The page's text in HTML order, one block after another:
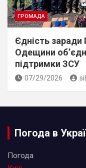
ГРОМАДА
Єдність
Одещини
підтримки ЗСУ
07/29/2026
Погода в
Погода